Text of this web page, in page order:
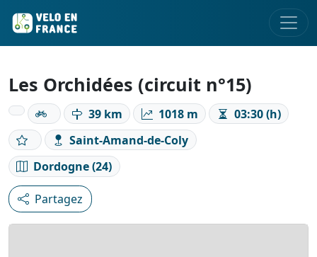
Les Orchidées (circuit n°15)
39 km 1018 m
03:30 (h)
Saint-Amand-de-Coly
Dordogne (24)
Partagez